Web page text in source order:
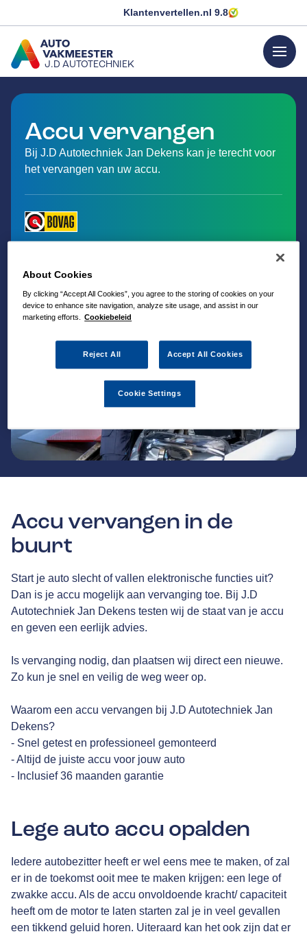
Klantenvertellen.nl 9.8
J.D AUTOTECHNIEK
GA NAAR DE HOMEPAGINA
menu
Accu vervangen
Bij J.D Autotechniek Jan Dekens kan je terecht voor
het vervangen van uw accu.
Accu vervangen in de
buurt
Start je auto slecht of vallen elektronische functies uit?
Dan is je accu mogelijk aan vervanging toe. Bij J.D
Autotechniek Jan Dekens testen wij de staat van je accu
en geven een eerlijk advies.
Is vervanging nodig, dan plaatsen wij direct een nieuwe.
Zo kun je snel en veilig de weg weer op.
Waarom een accu vervangen bij J.D Autotechniek Jan
Dekens?
- Snel getest en professioneel gemonteerd
- Altijd de juiste accu voor jouw auto
- Inclusief 36 maanden garantie
Lege auto accu opalden
Iedere autobezitter heeft er wel eens mee te maken, of zal
er in de toekomst ooit mee te maken krijgen: een lege of
zwakke accu. Als de accu onvoldoende kracht/ capaciteit
heeft om de motor te laten starten zal je in veel gevallen
een tikkend geluid horen. Uiteraard kan het ook zijn dat er
About Cookies
By clicking “Accept All Cookies”, you agree to the storing of cookies on your
device to enhance site navigation, analyze site usage, and assist in our
marketing efforts.
Cookiebeleid
Reject All Accept All Cookies
Cookie Settings